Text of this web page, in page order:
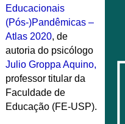
Educacionais
(Pós-)Pandêmicas –
Atlas 2020, de
autoria do psicólogo
Julio Groppa Aquino,
professor titular da
Faculdade de
Educação (FE-USP).